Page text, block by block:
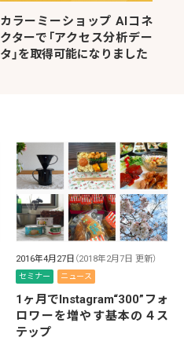
カラーミーショップ AIコネ
クターで「アクセス分析デー
タ」を取得可能になりました
2016年4月27日 （2018年2月7日 更新）
セミナー ニュース
1ヶ月でInstagram“300”フォ
ロワーを増やす基本の４ス
テップ